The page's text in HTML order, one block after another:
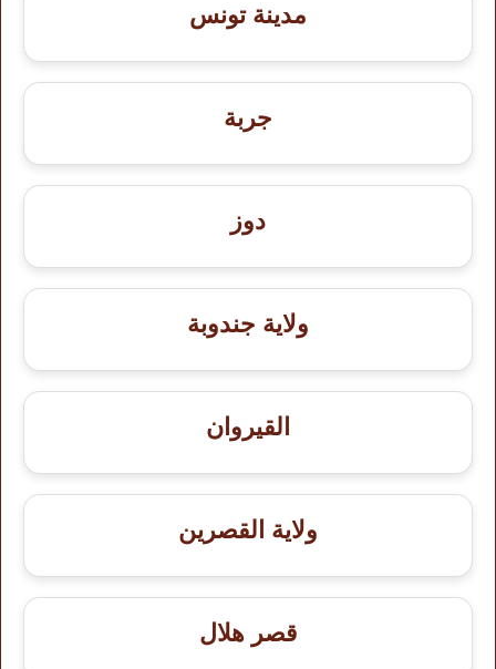
مدينة تونس
جربة
دوز
ولاية جندوبة
القيروان
ولاية القصرين
قصر هلال